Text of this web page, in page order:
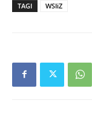
TAGI WSIiZ